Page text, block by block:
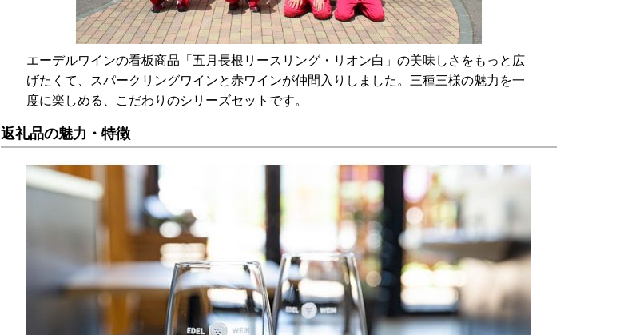
エーデルワインの看板商品「五月長根リースリング・リオン白」の美味しさをもっと広
げたくて、スパークリングワインと赤ワインが仲間入りしました。三種三様の魅力を一
度に楽しめる、こだわりのシリーズセットです。
返礼品の魅力・特徴